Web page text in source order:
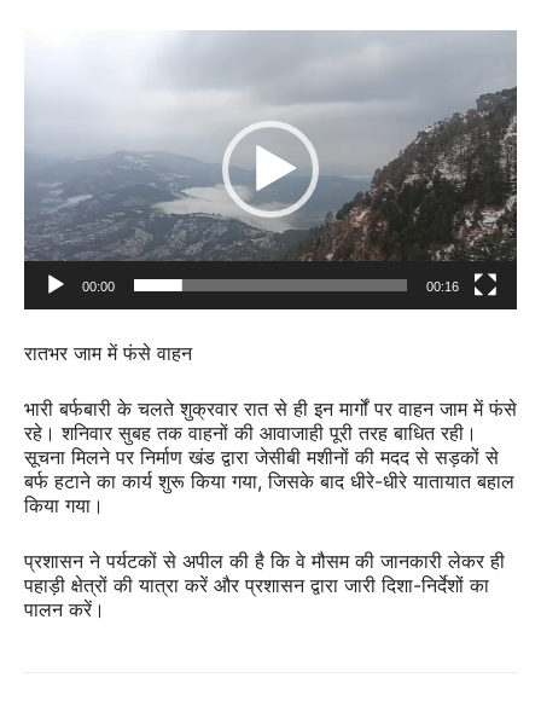
00:00 00:16
रातभर जाम में फंसे वाहन
भारी बर्फबारी के चलते शुक्रवार रात से ही इन मार्गों पर वाहन जाम में फंसे
रहे। शनिवार सुबह तक वाहनों की आवाजाही पूरी तरह बाधित रही।
सूचना मिलने पर निर्माण खंड द्वारा जेसीबी मशीनों की मदद से सड़कों से
बर्फ हटाने का कार्य शुरू किया गया, जिसके बाद धीरे-धीरे यातायात बहाल
किया गया।
प्रशासन ने पर्यटकों से अपील की है कि वे मौसम की जानकारी लेकर ही
पहाड़ी क्षेत्रों की यात्रा करें और प्रशासन द्वारा जारी दिशा-निर्देशों का
पालन करें।